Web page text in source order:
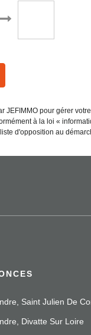
pour gérer
à la loi «
d'opposition au
Saint Julien De
Divatte Sur Loire